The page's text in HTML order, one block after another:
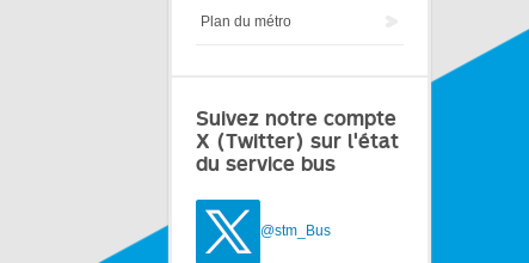
Plan du métro
Suivez notre compte
X (Twitter) sur l'état
du service bus
@stm_Bus